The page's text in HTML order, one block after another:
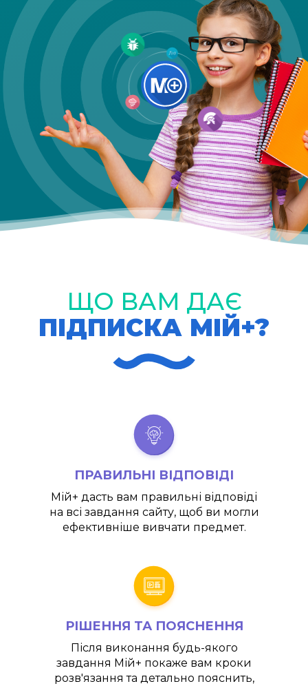
ЩО ВАМ ДАЄ
ПІДПИСКА МІЙ+?
ПРАВИЛЬНІ ВІДПОВІДІ
Мій+ дасть вам правильні відповіді
на всі завдання сайту, щоб ви могли
ефективніше вивчати предмет.
РІШЕННЯ ТА ПОЯСНЕННЯ
Після виконання будь-якого
завдання Мій+ покаже вам кроки
розв'язання та детально пояснить,